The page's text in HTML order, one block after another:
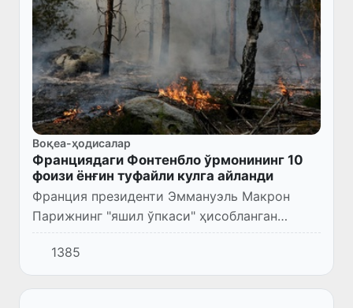
Воқеа-ҳодисалар
Франциядаги Фонтенбло ўрмонининг 10
фоизи ёнғин туфайли кулга айланди
Франция президенти Эммануэль Макрон
Парижнинг "яшил ўпкаси" ҳисобланган
Фонтенбло ўрмонининг 10 фоизи ёнғин
туфайли кулга айланганини маълум қилди.
1385